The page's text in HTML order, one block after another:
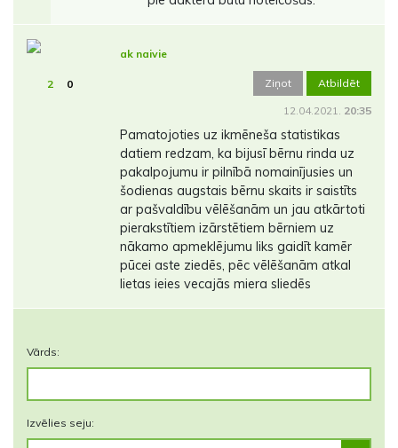
2 0
ak naivie
Ziņot Atbildēt
12.04.2021. 20:35
Pamatojoties uz ikmēneša statistikas
datiem redzam, ka bijusī bērnu rinda uz
pakalpojumu ir pilnībā nomainījusies un
šodienas augstais bērnu skaits ir saistīts
ar pašvaldību vēlēšanām un jau atkārtoti
pierakstītiem izārstētiem bērniem uz
nākamo apmeklējumu liks gaidīt kamēr
pūcei aste ziedēs, pēc vēlēšanām atkal
lietas ieies vecajās miera sliedēs
Vārds:
Izvēlies seju: